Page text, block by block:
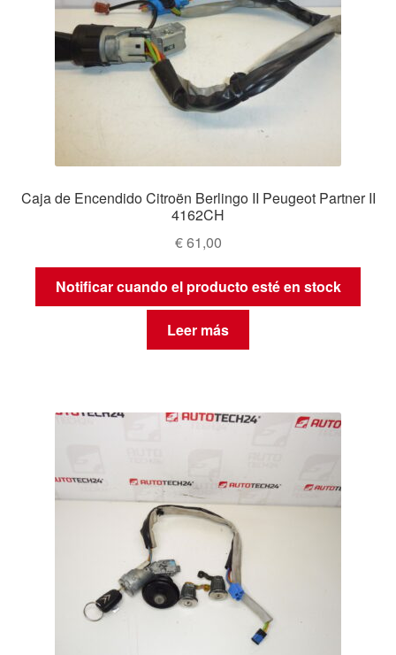
Caja de Encendido Citroën Berlingo II Peugeot Partner II
4162CH
€61,00
Notificar cuando el producto esté en stock
Leer más